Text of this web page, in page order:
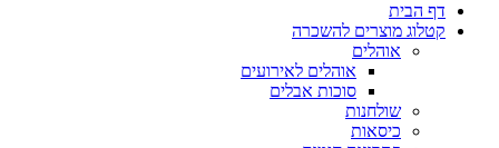
דף הבית
קטלוג מוצרים להשכרה
אוהלים
אוהלים לאירועים
סוכות אבלים
שולחנות
כיסאות